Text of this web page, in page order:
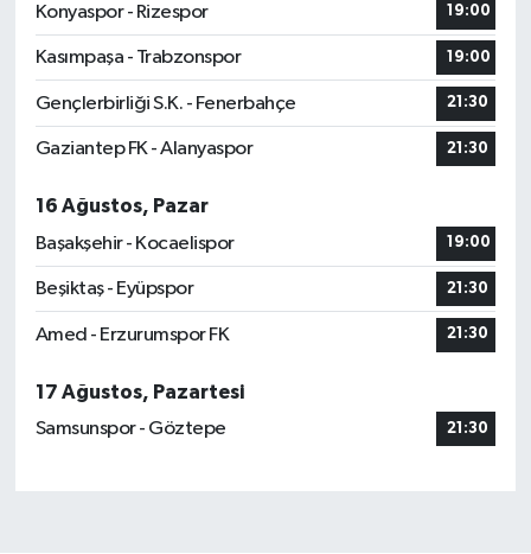
Konyaspor - Rizespor
19:00
Kasımpaşa - Trabzonspor 19:00
Gençlerbirliği S.K. - Fenerbahçe 21:30
Gaziantep FK - Alanyaspor 21:30
16 Ağustos, Pazar
Başakşehir - Kocaelispor
19:00
Beşiktaş - Eyüpspor 21:30
Amed - Erzurumspor FK 21:30
17 Ağustos, Pazartesi
Samsunspor - Göztepe
21:30